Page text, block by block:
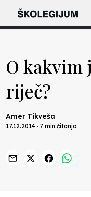
O kakvim
riječ?
Amer Tikveša
17.12.2014 · 7 min čitanja